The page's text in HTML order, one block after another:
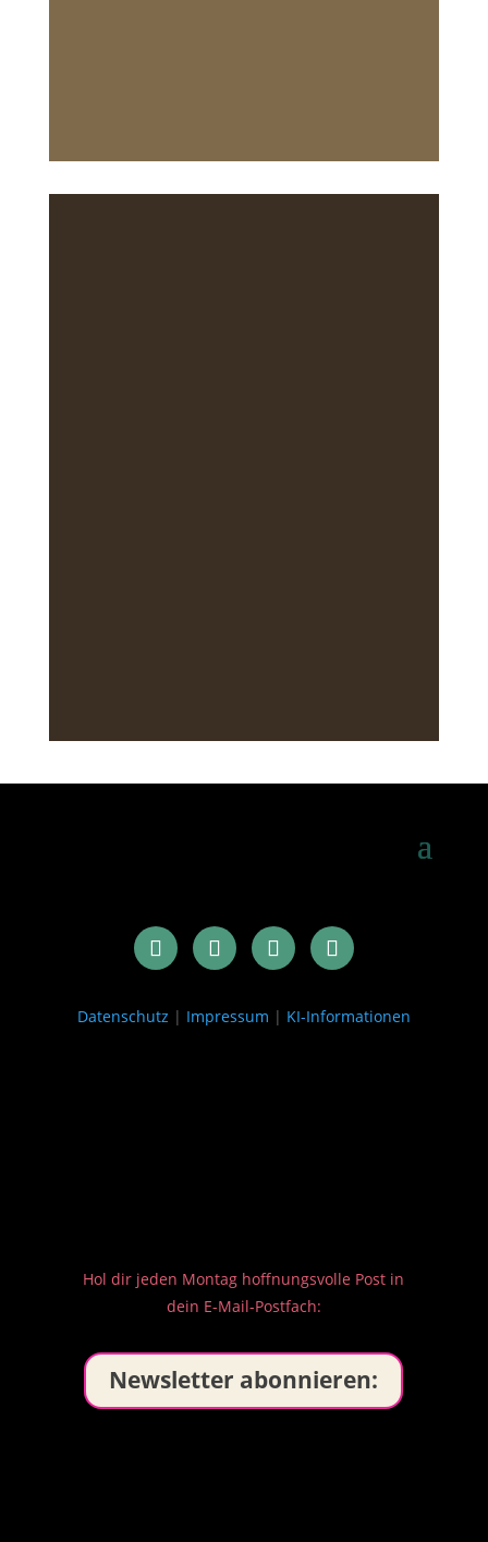
Datenschutz | Impressum | KI-Informationen
Hol dir jeden Montag hoffnungsvolle Post in
dein E-Mail-Postfach:
Newsletter abonnieren: